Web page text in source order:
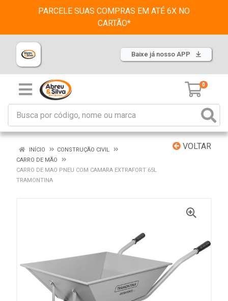
PARCELE SUAS COMPRAS EM ATÉ 6X NO
CARTÃO*
Baixe já nosso APP
0
VOLTAR
INÍCIO
CONSTRUÇÃO CIVIL
CARRO DE MÃO
CARRO DE MAO PNEU COM CAMARA EXTRAFORT 65L
TRAMONTINA